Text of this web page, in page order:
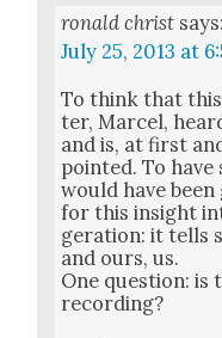
ronald christ says:
July 25, 2013 at
To think that
ter, Mar­cel,
and is, at first
point­ed. To
would have
for this insight
ger­a­tion: it tells
and ours, us.
One ques­tion: is
record­ing?